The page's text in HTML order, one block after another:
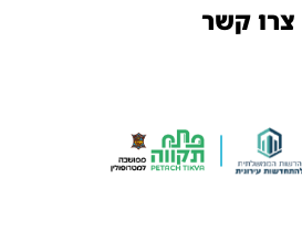
צרו קשר